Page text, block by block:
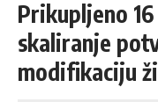
Prikupljeno
skaliranje
modifikaciju